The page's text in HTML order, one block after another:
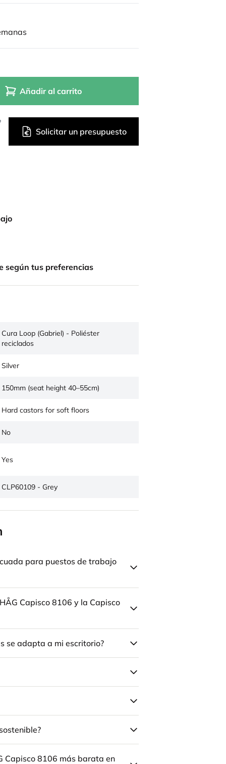
Añadir al carrito
Solicitar un presupuesto
según tus preferencias
Cura Loop (Gabriel) - Poliéster
reciclados
Silver
150mm (seat height 40–55cm)
Hard castors for soft floors
No
Yes
CLP60109 - Grey
para puestos de trabajo
Capisco 8106 y la Capisco
se adapta a mi escritorio?
Capisco 8106 más barata en